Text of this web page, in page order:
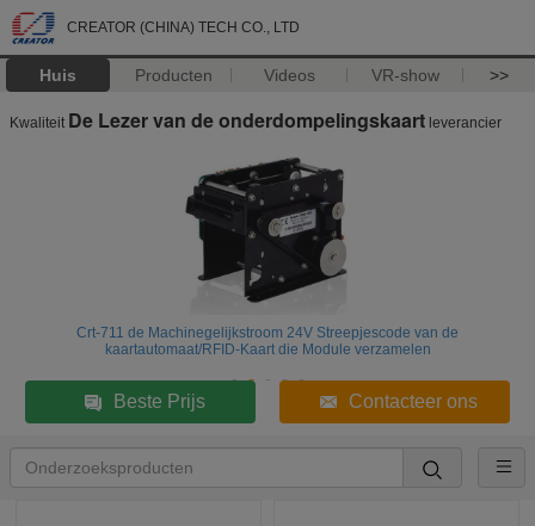
CREATOR (CHINA) TECH CO., LTD
Huis Producten Videos VR-show >>
Kwaliteit De Lezer van de onderdompelingskaart leverancier
Crt-711 de Machinegelijkstroom 24V Streepjescode van de
kaartautomaat/RFID-Kaart die Module verzamelen
Beste Prijs Contacteer ons